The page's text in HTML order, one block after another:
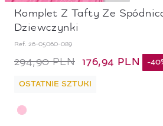
Komplet Z Tafty Ze
Dziewczynki
Ref. 26-05060-089
294,90 PLN 176,94 PLN -40
OSTATNIE SZTUKI